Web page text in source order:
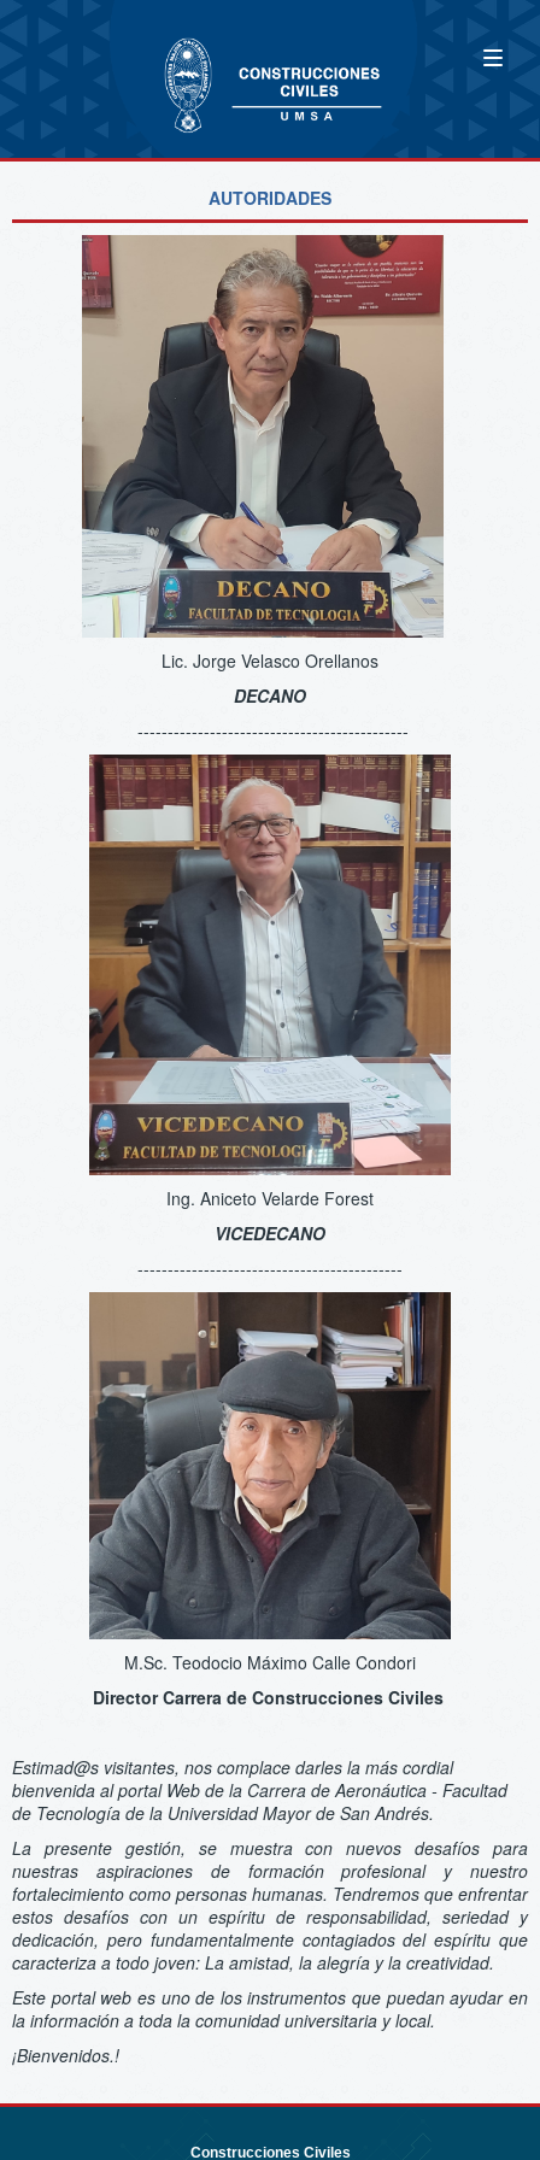
AUTORIDADES
Lic. Jorge Velasco Orellanos
DECANO
---------------------------------------------
Ing. Aniceto Velarde Forest
VICEDECANO
--------------------------------------------
M.Sc. Teodocio Máximo Calle Condori
Director Carrera de Construcciones Civiles
Estimad@s visitantes, nos complace darles la más cordial
bienvenida al portal Web de la Carrera de Aeronáutica - Facultad
de Tecnología de la Universidad Mayor de San Andrés.
La presente gestión, se muestra con nuevos desafíos para
nuestras aspiraciones de formación profesional y nuestro
fortalecimiento como personas humanas. Tendremos que enfrentar
estos desafíos con un espíritu de responsabilidad, seriedad y
dedicación, pero fundamentalmente contagiados del espíritu que
caracteriza a todo joven: La amistad, la alegría y la creatividad.
Este portal web es uno de los instrumentos que puedan ayudar en
la información a toda la comunidad universitaria y local.
¡Bienvenidos.!
Construcciones Civiles